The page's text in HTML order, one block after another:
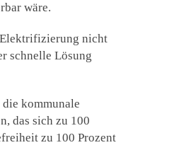
wäre.
Elektrifizierung nicht
schnelle Lösung
kommunale
das sich zu 100
zu 100 Prozent